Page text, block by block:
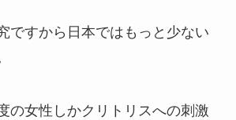
ですから日本ではもっと少ない
の女性しかクリトリスへの刺激